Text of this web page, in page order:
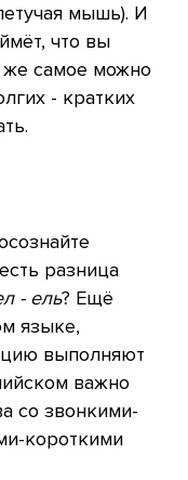
мышь). И
что вы
же самое можно
- кратких
разница
- ель? Ещё
языке,
выполняют
важно
со звонкими-
короткими